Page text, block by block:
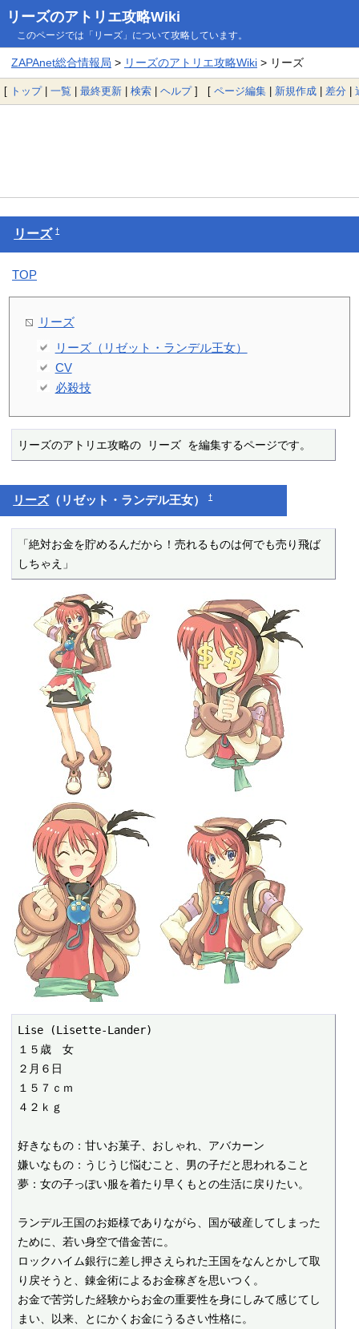
リーズのアトリエ攻略Wiki
このページでは「リーズ」について攻略しています。
ZAPAnet総合情報局 > リーズのアトリエ攻略Wiki> リーズ
[ トップ| 一覧 | 最終更新 | 検索 | ヘルプ] [ ページ編集 | 新規作成 | 差分 |
リーズ †
TOP
リーズ
リーズ（リゼット・ランデル王女）
CV
必殺技
リーズのアトリエ攻略の リーズ を編集するページです。
リーズ（リゼット・ランデル王女）†
「絶対お金を貯めるんだから！売れるものは何でも売り飛ば
しちゃえ」
Lise (Lisette-Lander)
１５歳　女
２月６日
１５７ｃｍ
４２ｋｇ
好きなもの：甘いお菓子、おしゃれ、アバカーン
嫌いなもの：うじうじ悩むこと、男の子だと思われること
夢：女の子っぽい服を着たり早くもとの生活に戻りたい。
ランデル王国のお姫様でありながら、国が破産してしまった
ために、若い身空で借金苦に。
ロックハイム銀行に差し押さえられた王国をなんとかして取
り戻そうと、錬金術によるお金稼ぎを思いつく。
お金で苦労した経験からお金の重要性を身にしみて感じてし
まい、以来、とにかくお金にうるさい性格に。